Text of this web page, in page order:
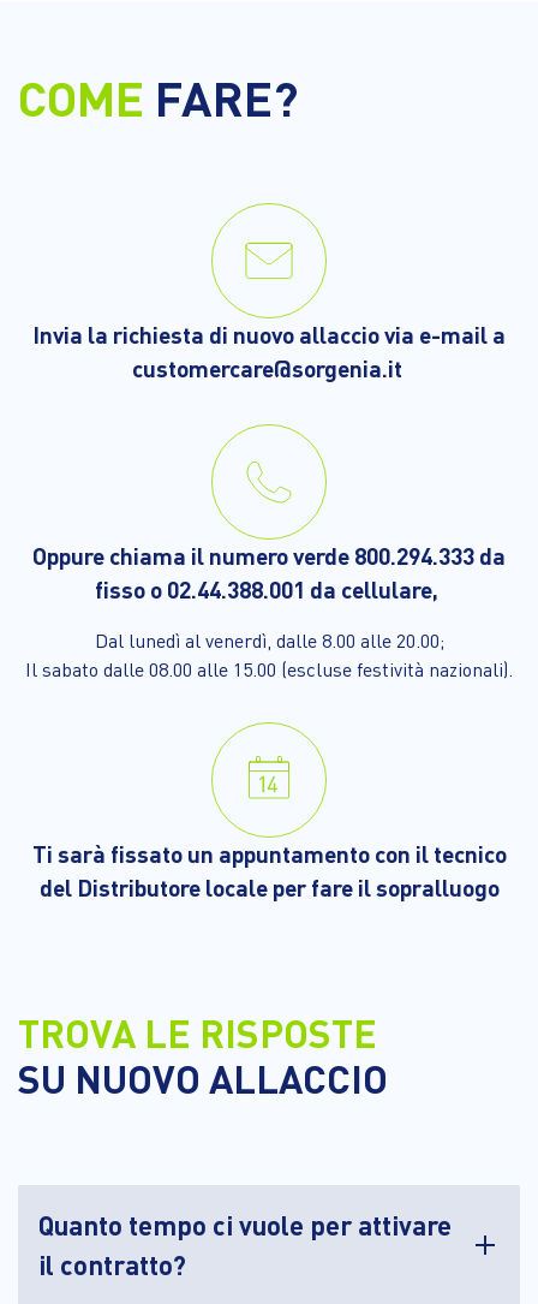
COME FARE?
Invia la richiesta di nuovo allaccio via e-mail a
customercare@sorgenia.it
Oppure chiama il numero verde 800.294.333 da
fisso o 02.44.388.001 da cellulare,
Dal lunedì al venerdì, dalle 8.00 alle 20.00;
Il sabato dalle 08.00 alle 15.00 (escluse festività nazionali).
Ti sarà fissato un appuntamento con il tecnico
del Distributore locale per fare il sopralluogo
TROVA LE RISPOSTE
SU NUOVO ALLACCIO
Quanto tempo ci vuole per attivare
il contratto?